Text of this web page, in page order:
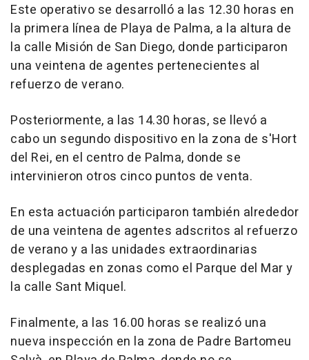
Este operativo se desarrolló a las 12.30 horas en
la primera línea de Playa de Palma, a la altura de
la calle Misión de San Diego, donde participaron
una veintena de agentes pertenecientes al
refuerzo de verano.
Posteriormente, a las 14.30 horas, se llevó a
cabo un segundo dispositivo en la zona de s'Hort
del Rei, en el centro de Palma, donde se
intervinieron otros cinco puntos de venta.
En esta actuación participaron también alrededor
de una veintena de agentes adscritos al refuerzo
de verano y a las unidades extraordinarias
desplegadas en zonas como el Parque del Mar y
la calle Sant Miquel.
Finalmente, a las 16.00 horas se realizó una
nueva inspección en la zona de Padre Bartomeu